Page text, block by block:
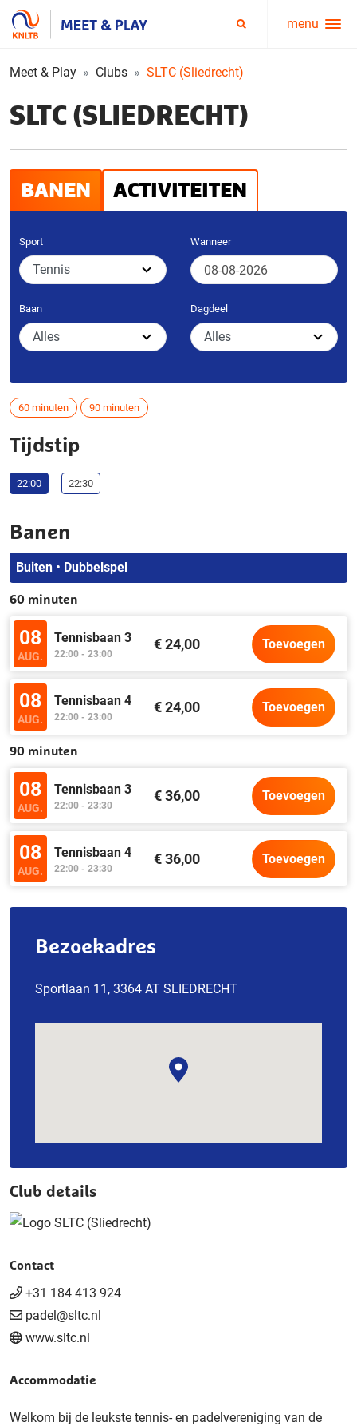
Service
menu
menu
Meet & Play Clubs SLTC (Sliedrecht)
SLTC (SLIEDRECHT)
BANEN ACTIVITEITEN
Sport Wanneer
Baan Dagdeel
60 minuten 90 minuten
Tijdstip
22:00 22:30
Banen
Buiten • Dubbelspel
60 minuten
08
AUG.
Tennisbaan 3
22:00 - 23:00
€ 24,00 Toevoegen
08
AUG.
Tennisbaan 4
22:00 - 23:00
€ 24,00 Toevoegen
90 minuten
08
AUG.
Tennisbaan 3
22:00 - 23:30
€ 36,00 Toevoegen
08
AUG.
Tennisbaan 4
22:00 - 23:30
€ 36,00 Toevoegen
Bezoekadres
Sportlaan 11, 3364 AT SLIEDRECHT
Club details
Contact
+31 184 413 924
padel@sltc.nl
www.sltc.nl
Accommodatie
Welkom bij de leukste tennis- en padelvereniging van de